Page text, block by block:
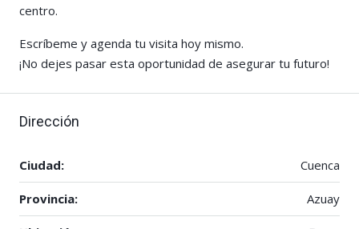
centro.
Escríbeme y agenda tu visita hoy mismo.
¡No dejes pasar esta oportunidad de asegurar tu futuro!
Dirección
Ciudad: Cuenca
Provincia: Azuay